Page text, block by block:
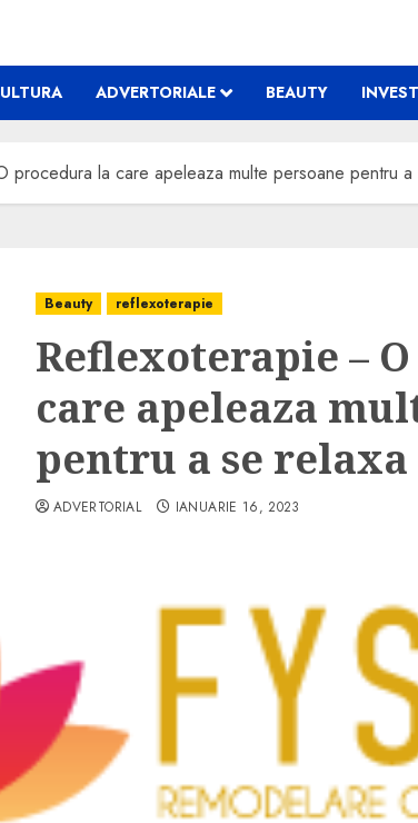
ADVERTORIALE BEAUTY
procedura la care apeleaza multe persoane pentru a
Beauty reflexoterapie
Reflexoterapie –
care apeleaza
pentru a se relaxa
ADVERTORIAL IANUARIE 16, 2023